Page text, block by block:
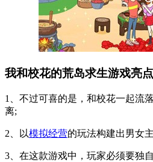
我和校花的荒岛求生游戏亮点
1、不过可喜的是，和校花一起流
离;
2、以模拟经营的玩法构建出男女
3、在这款游戏中，玩家必须要独